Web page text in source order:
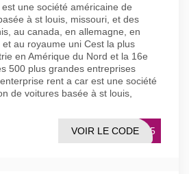
une société américaine de
à st louis, missouri, et des
au canada, en allemagne, en
au royaume uni Cest la plus
en Amérique du Nord et la 16e
500 plus grandes entreprises
rent a car est une société
de voitures basée à st louis,
POM5
VOIR LE CODE